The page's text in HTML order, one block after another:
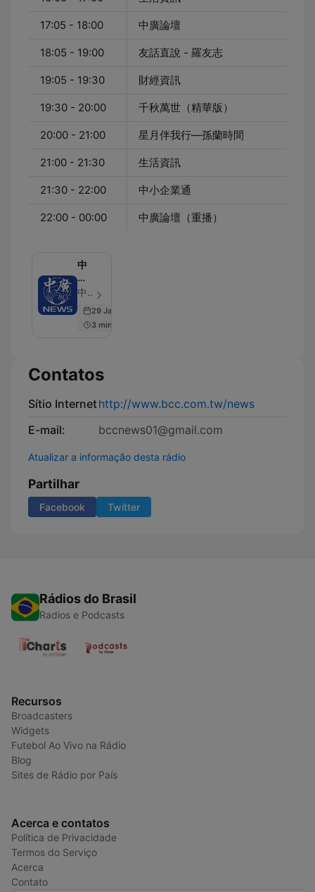
17:05 - 18:00 中廣論壇
18:05 - 19:00 友話直說 - 羅友志
19:05 - 19:30 財經資訊
19:30 - 20:00 千秋萬世（精華版）
20:00 - 21:00 星月伴我行—孫蘭時間
21:00 - 21:30 生活資訊
21:30 - 22:00 中小企業通
22:00 - 00:00 中廣論壇（重播）
中
廣
新
網
中廣新聞網NewsRadio - Episódio 4438
29 Jan 2026
3 min
Contatos
Sítio Internethttp://www.bcc.com.tw/news
E-mail:
bccnews01@gmail.com
Atualizar a informação desta rádio
Partilhar
Facebook Twitter
Rádios do Brasil
Radios e Podcasts
Recursos
Broadcasters
Widgets
Futebol Ao Vivo na Rádio
Blog
Sites de Rádio por País
Acerca e contatos
Política de Privacidade
Termos do Serviço
Acerca
Contato